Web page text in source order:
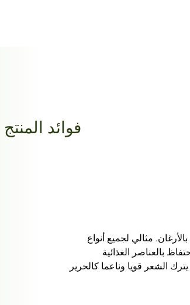
فوائد المنتج
مثالي لجميع أنواع
بالعناصر الغذائية
الشعر قويا وناعما كالحرير